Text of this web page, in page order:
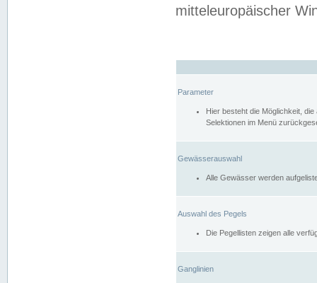
mitteleuropäischer
Parameter
Hier besteht die Möglichkeit,
Selektionen im Menü
Gewässerauswahl
Alle Gewässer werden
Auswahl des Pegels
Die Pegellisten zeigen alle
Ganglinien